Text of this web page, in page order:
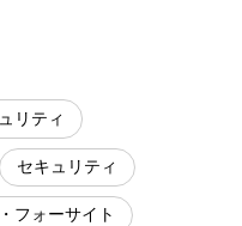
リティ
セキュリティ
フォーサイト